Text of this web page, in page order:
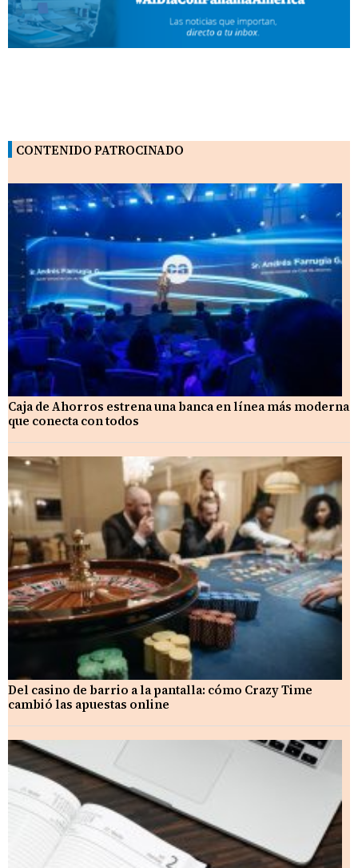
CONTENIDO PATROCINADO
Caja de Ahorros estrena una banca en línea más moderna
que conecta con todos
Del casino de barrio a la pantalla: cómo Crazy Time
cambió las apuestas online